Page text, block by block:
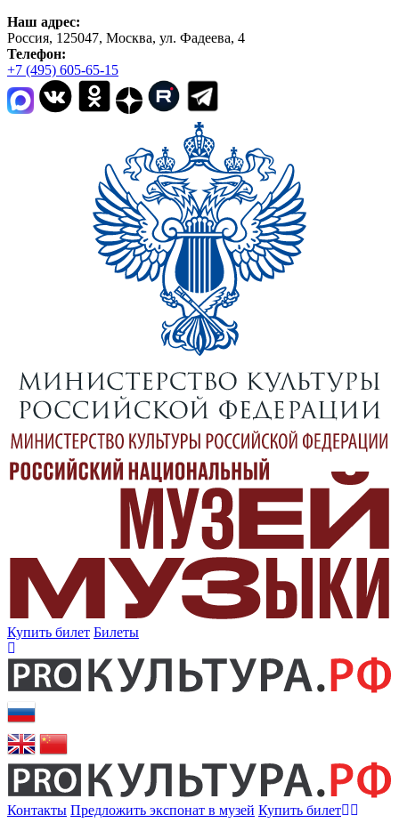
Наш адрес:
Россия, 125047, Москва, ул. Фадеева, 4
Телефон:
+7 (495) 605-65-15
Купить билет Билеты
Контакты Предложить экспонат в музей Купить билет